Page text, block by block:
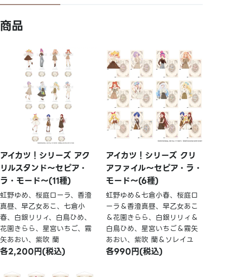
商品
アイカツ！シリーズ アク
リルスタンド～セピア・
ラ・モード～(11種)
虹野ゆめ、桜庭ローラ、香澄
真昼、早乙女あこ、七倉小
春、白銀リリィ、白鳥ひめ、
花園きらら、星宮いちご、霧
矢あおい、紫吹 蘭
各2,200円(税込)
アイカツ！シリーズ クリ
アファイル～セピア・ラ・
モード～(6種)
虹野ゆめ＆七倉小春、桜庭ロ
ーラ＆香澄真昼、早乙女あこ
＆花園きらら、白銀リリィ＆
白鳥ひめ、星宮いちご＆霧矢
あおい、紫吹 蘭＆ソレイユ
各990円(税込)